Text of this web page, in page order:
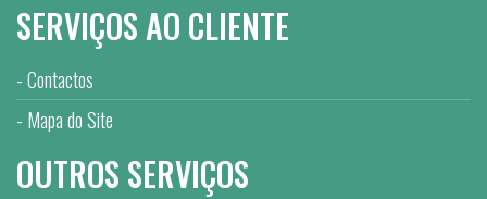
SERVIÇOS AO CLIENTE
Contactos
Mapa do Site
OUTROS SERVIÇOS